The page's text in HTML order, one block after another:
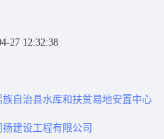
果公示
27 12:32:38
族自治县水库和扶贫易地安置中心
扬建设工程有限公司